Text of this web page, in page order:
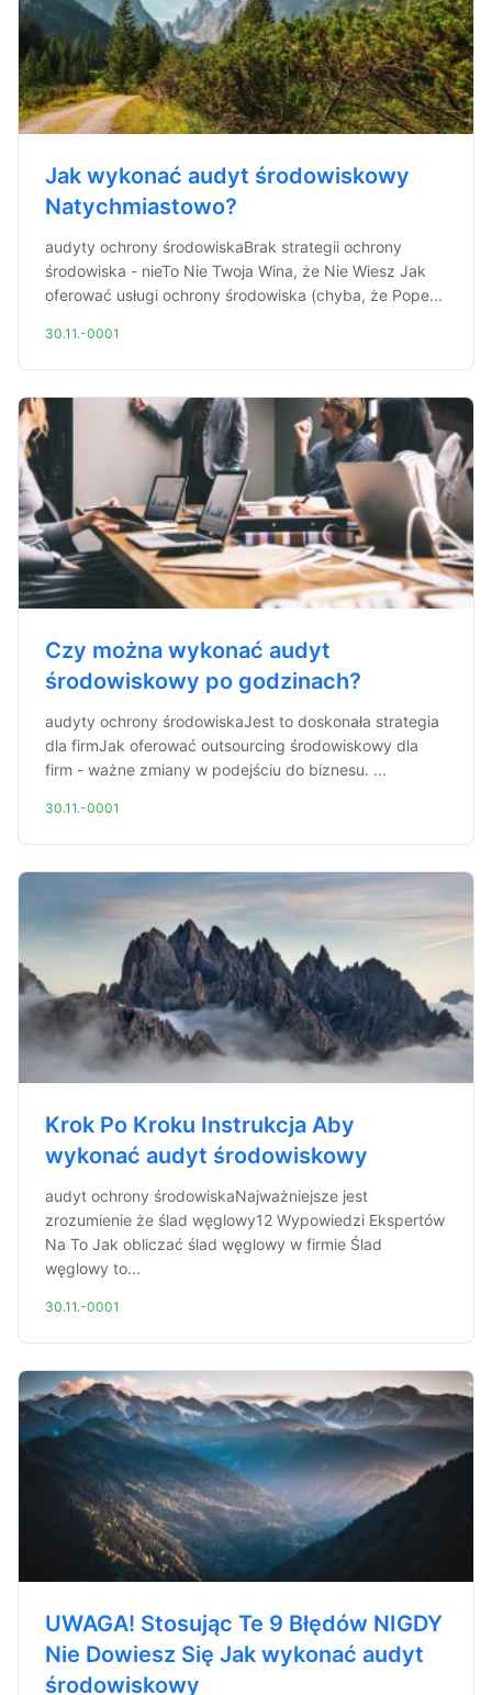
Jak wykonać audyt środowiskowy
Natychmiastowo?
audyty ochrony środowiskaBrak strategii ochrony
środowiska - nieTo Nie Twoja Wina, że Nie Wiesz Jak
oferować usługi ochrony środowiska (chyba, że Pope...
30.11.-0001
Czy można wykonać audyt
środowiskowy po godzinach?
audyty ochrony środowiskaJest to doskonała strategia
dla firmJak oferować outsourcing środowiskowy dla
firm - ważne zmiany w podejściu do biznesu. ...
30.11.-0001
Krok Po Kroku Instrukcja Aby
wykonać audyt środowiskowy
audyt ochrony środowiskaNajważniejsze jest
zrozumienie że ślad węglowy12 Wypowiedzi Ekspertów
Na To Jak obliczać ślad węglowy w firmie Ślad
węglowy to...
30.11.-0001
UWAGA! Stosując Te 9 Błędów NIGDY
Nie Dowiesz Się Jak wykonać audyt
środowiskowy